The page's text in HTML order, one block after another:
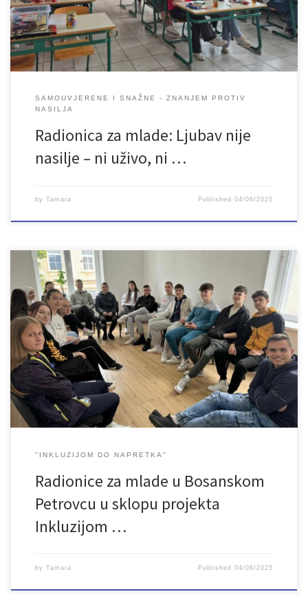
i nasilje u adolescentskim vezama i Nasilje putem društvenih
mreža […]
SAMOUVJERENE I SNAŽNE - ZNANJEM PROTIV
NASILJA
Radionica za mlade: Ljubav nije
nasilje – ni uživo, ni …
by Tamara Published04/06/2025
U Bosanskom Petrovcu u periodu od 28. do 30. maja, a u sklopu
projekta “Inkluzijom do napretka” održane su tri od pet radionica
za mlade. Radionice realizira Udruženje LAN, u partnerstvu sa
organizacijom Secours populaire Seine-et-Marne iz Francuske, u
okviru petodnevnog programa doživljajne pedagogije. Uz
mentorstvo Adnana Družića, mladi su […]
"INKLUZIJOM DO NAPRETKA"
Radionice za mlade u Bosanskom
Petrovcu u sklopu projekta
Inkluzijom …
by Tamara Published04/06/2025